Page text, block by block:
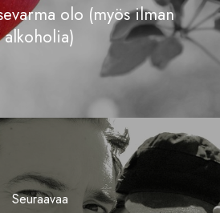
olo (myös ilman
alkoholia)
Seuraavaa